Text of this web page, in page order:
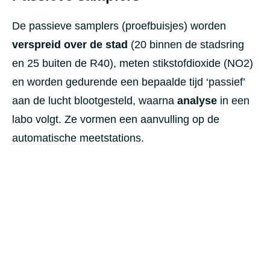
De passieve samplers (proefbuisjes) worden
verspreid over de stad (20 binnen de stadsring
en 25 buiten de R40), meten stikstofdioxide (NO2)
en worden gedurende een bepaalde tijd ‘passief’
aan de lucht blootgesteld, waarna analyse in een
labo volgt. Ze vormen een aanvulling op de
automatische meetstations.